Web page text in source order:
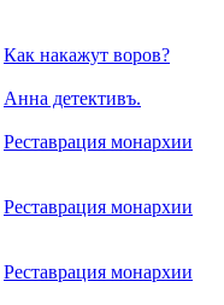
Как накажут воров?
Анна детективъ.
Реставрация монархии
Реставрация монархии
Реставрация монархии